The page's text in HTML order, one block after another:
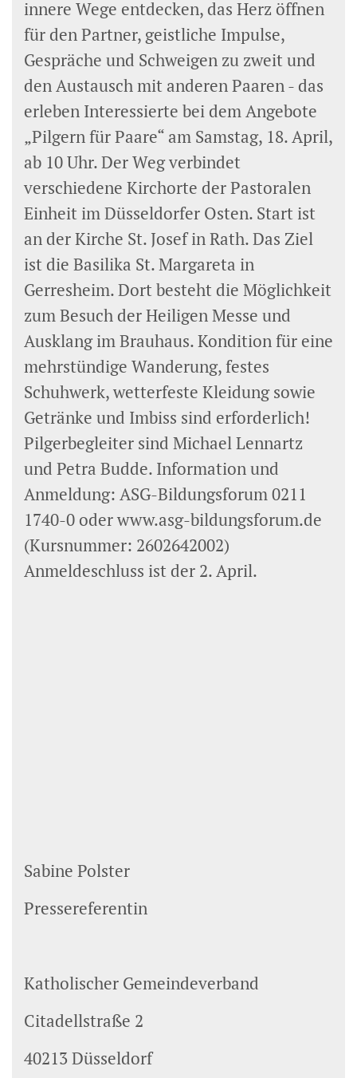
innere Wege entdecken, das Herz öffnen
für den Partner, geistliche Impulse,
Gespräche und Schweigen zu zweit und
den Austausch mit anderen Paaren - das
erleben Interessierte bei dem Angebote
„Pilgern für Paare“ am Samstag, 18. April,
ab 10 Uhr. Der Weg verbindet
verschiedene Kirchorte der Pastoralen
Einheit im Düsseldorfer Osten. Start ist
an der Kirche St. Josef in Rath. Das Ziel
ist die Basilika St. Margareta in
Gerresheim. Dort besteht die Möglichkeit
zum Besuch der Heiligen Messe und
Ausklang im Brauhaus. Kondition für eine
mehrstündige Wanderung, festes
Schuhwerk, wetterfeste Kleidung sowie
Getränke und Imbiss sind erforderlich!
Pilgerbegleiter sind Michael Lennartz
und Petra Budde. Information und
Anmeldung: ASG-Bildungsforum 0211
1740-0 oder www.asg-bildungsforum.de
(Kursnummer: 2602642002)
Anmeldeschluss ist der 2. April.
Sabine Polster
Pressereferentin
Katholischer Gemeindeverband
Citadellstraße 2
40213 Düsseldorf